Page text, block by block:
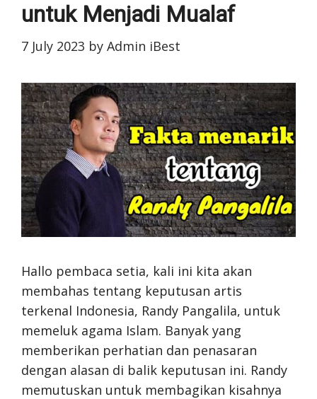
untuk Menjadi Mualaf
7 July 2023 by Admin iBest
Hallo pembaca setia, kali ini kita akan
membahas tentang keputusan artis
terkenal Indonesia, Randy Pangalila, untuk
memeluk agama Islam. Banyak yang
memberikan perhatian dan penasaran
dengan alasan di balik keputusan ini. Randy
memutuskan untuk membagikan kisahnya